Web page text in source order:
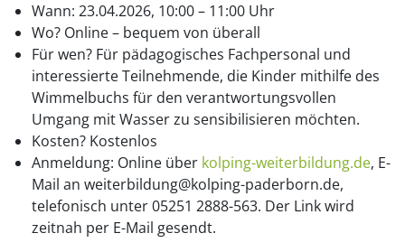
Wann: 23.04.2026, 10:00 – 11:00 Uhr
Wo? Online – bequem von überall
Für wen? Für pädagogisches Fachpersonal und
interessierte Teilnehmende, die Kinder mithilfe des
Wimmelbuchs für den verantwortungsvollen
Umgang mit Wasser zu sensibilisieren möchten.
Kosten? Kostenlos
Anmeldung: Online über kolping-weiterbildung.de, E-
Mail an weiterbildung@kolping-paderborn.de,
telefonisch unter 05251 2888-563. Der Link wird
zeitnah per E-Mail gesendt.